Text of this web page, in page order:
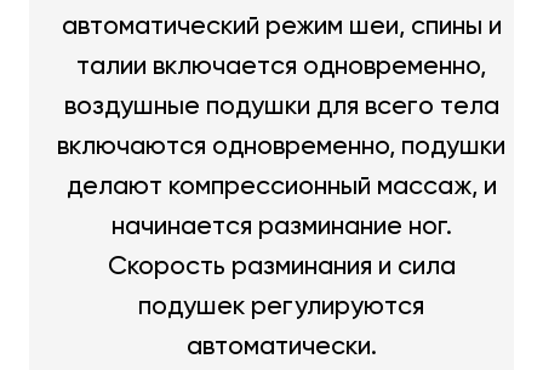
автоматический режим шеи, спины и
талии включается одновременно,
воздушные подушки для всего тела
включаются одновременно, подушки
делают компрессионный массаж, и
начинается разминание ног.
Скорость разминания и сила
подушек регулируются
автоматически.